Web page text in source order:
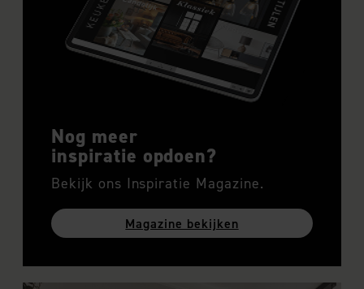
Nog meer
inspiratie opdoen?
Bekijk ons Inspiratie Magazine.
Magazine bekijken